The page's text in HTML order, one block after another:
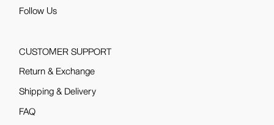
Follow Us
CUSTOMER SUPPORT
Return & Exchange
Shipping & Delivery
FAQ